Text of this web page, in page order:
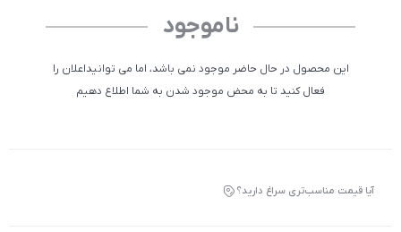
ناموجود
این محصول در حال حاضر موجود نمی باشد، اما می توانیداعلان را
فعال کنید تا به محض موجود شدن به شما اطلاع دهیم
آیا قیمت مناسب‌تری سراغ دارید؟